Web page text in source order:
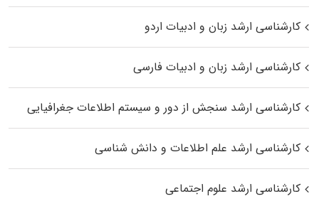
کارشناسی ارشد زبان و ادبیات اردو
کارشناسی ارشد زبان و ادبیات فارسی
کارشناسی ارشد سنجش از دور و سیستم اطلاعات جغرافیایی
کارشناسی ارشد علم اطلاعات و دانش شناسی
کارشناسی ارشد علوم اجتماعی